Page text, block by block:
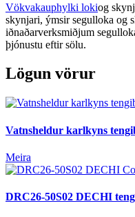
Vökvakauphylki lokiog
skynjari, ýmsir segulloka og
iðnaðarverksmiðjum
þjónustu eftir sölu.
Lögun vörur
Vatnsheldur karlkyns
Meira
DRC26-50S02 DECHI